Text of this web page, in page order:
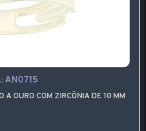
AN0715
OURO COM ZIRCÔNIA DE 10 MM